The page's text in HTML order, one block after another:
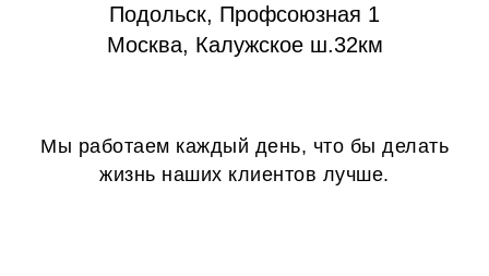
Подольск, Профсоюзная 1
Москва, Калужское ш.32км
Мы работаем каждый день, что бы делать
жизнь наших клиентов лучше.